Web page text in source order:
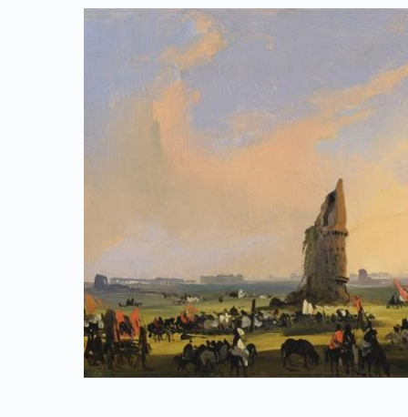
Link identifier archive #link-archive-thumb-soap-64987